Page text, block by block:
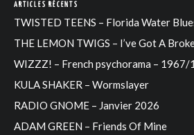
ARTICLES RÉCENTS
TWISTED TEENS – Florida Water
THE LEMON TWIGS – I’ve Got A
WIZZZ! – French psychorama – 1967/
KULA SHAKER – Wormslayer
RADIO GNOME – Janvier 2026
ADAM GREEN – Friends Of Mine